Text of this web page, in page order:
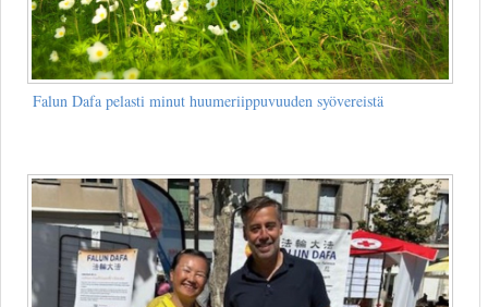
Falun Dafa pelasti minut huumeriippuvuuden syövereistä